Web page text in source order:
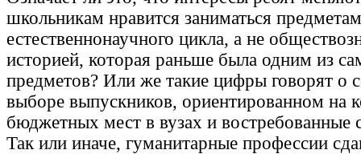
школьникам нравится заниматься
естественнонаучного цикла, а не
историей, которая раньше была одним из
предметов? Или же такие цифры говорят о
выборе выпускников, ориентированном на
бюджетных мест в вузах и востребованные
Так или иначе, гуманитарные профессии